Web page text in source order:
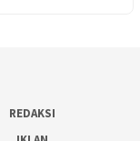
REDAKSI